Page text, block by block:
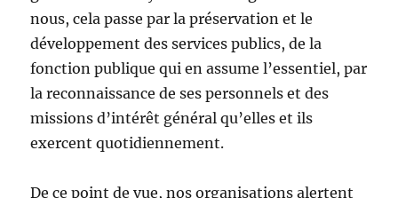
nous, cela passe par la préservation et le
développement des services publics, de la
fonction publique qui en assume l’essentiel, par
la reconnaissance de ses personnels et des
missions d’intérêt général qu’elles et ils
exercent quotidiennement.
De ce point de vue, nos organisations alertent